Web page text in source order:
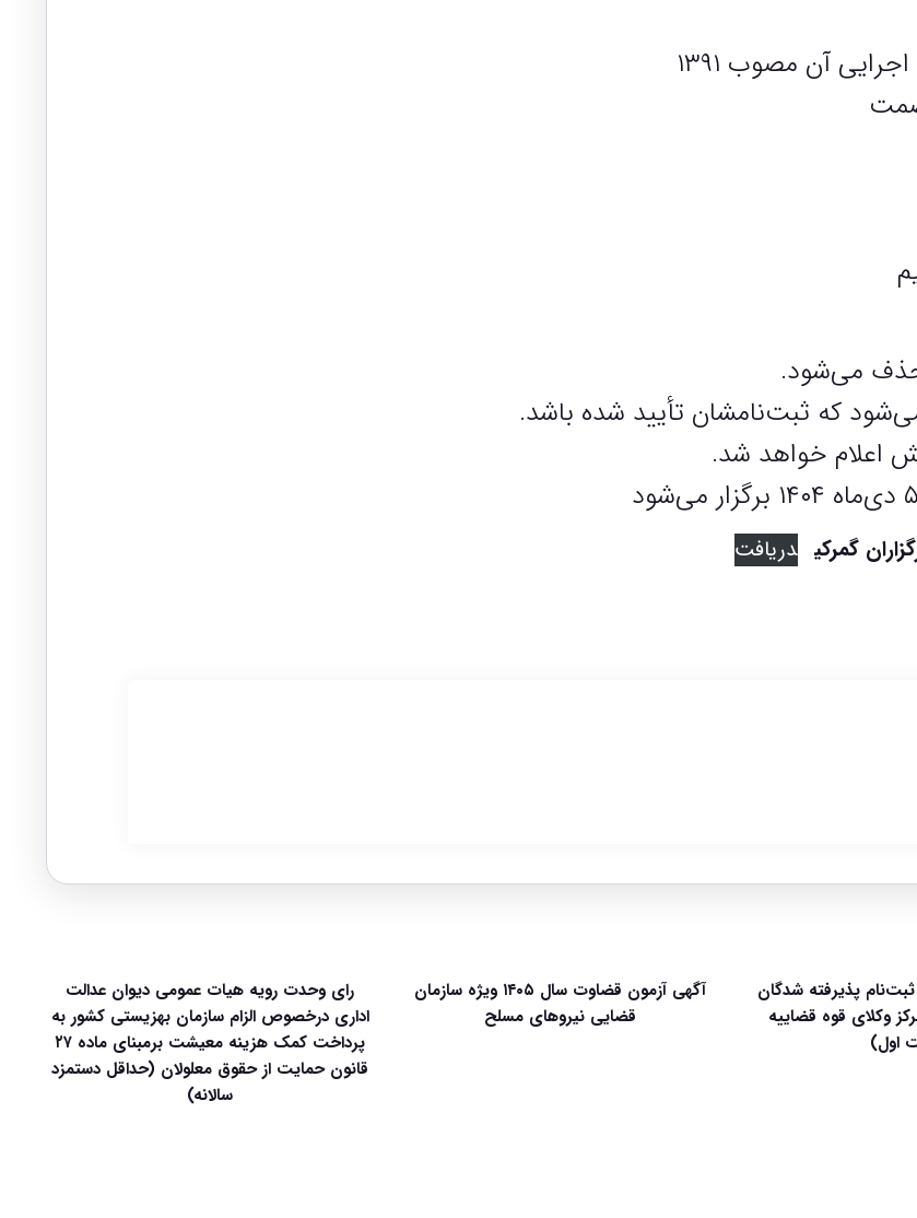
حذف می‌شود.
که ثبت‌نامشان تأیید شده باشد.
اعلام خواهد شد.
گمرکی دریافت
ثبت‌نام پذیرفته شدگان
وکالت ۱۴۰۴ مرکز وکلای قوه قضاییه
اول)
آگهی آزمون قضاوت سال ۱۴۰۵ ویژه سازمان
قضایی نیروهای مسلح
رای وحدت رویه هیات عمومی دیوان عدالت
اداری درخصوص الزام سازمان بهزیستی کشور به
پرداخت کمک هزینه معیشت برمبنای ماده ۲۷
قانون حمایت از حقوق معلولان (حداقل دستمزد
سالانه)